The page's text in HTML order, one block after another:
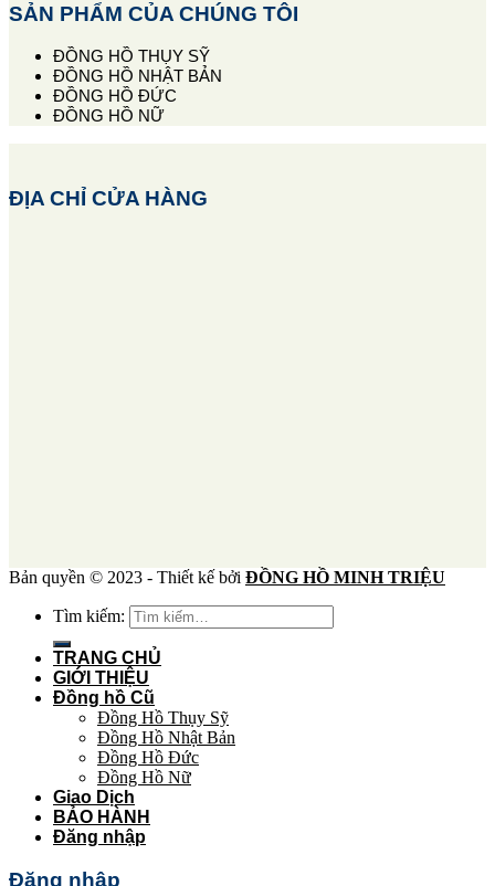
SẢN PHẨM CỦA CHÚNG TÔI
ĐỒNG HỒ THỤY SỸ
ĐỒNG HỒ NHẬT BẢN
ĐỒNG HỒ ĐỨC
ĐỒNG HỒ NỮ
ĐỊA CHỈ CỬA HÀNG
Bản quyền © 2023 - Thiết kế bởi ĐỒNG HỒ MINH TRIỆU
Tìm kiếm:
TRANG CHỦ
GIỚI THIỆU
Đồng hồ Cũ
Đồng Hồ Thụy Sỹ
Đồng Hồ Nhật Bản
Đồng Hồ Đức
Đồng Hồ Nữ
Giao Dịch
BẢO HÀNH
Đăng nhập
Đăng nhập